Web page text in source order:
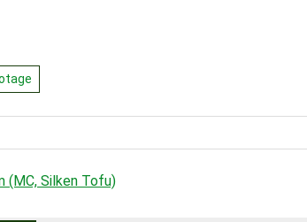
(MC, Silken Tofu)